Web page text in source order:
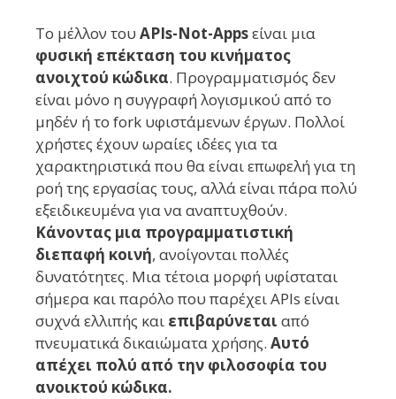
Το μέλλον του APIs-Not-Appsείναι μια
φυσική επέκταση του κινήματος
ανοιχτού κώδικα. Προγραμματισμός δεν
είναι μόνο η συγγραφή λογισμικού από το
μηδέν ή το fork υφιστάμενων έργων. Πολλοί
χρήστες έχουν ωραίες ιδέες για τα
χαρακτηριστικά που θα είναι επωφελή για τη
ροή της εργασίας τους, αλλά είναι πάρα πολύ
εξειδικευμένα για να αναπτυχθούν.
Κάνοντας μια προγραμματιστική
διεπαφή κοινή, ανοίγονται πολλές
δυνατότητες. Μια τέτοια μορφή υφίσταται
σήμερα και παρόλο που παρέχει APIs είναι
συχνά ελλιπής και επιβαρύνεται από
πνευματικά δικαιώματα χρήσης. Αυτό
απέχει πολύ από την φιλοσοφία του
ανοικτού κώδικα.